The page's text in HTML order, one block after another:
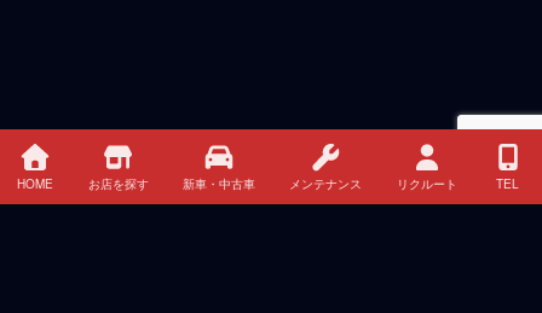
HOME お店を探す 新車・中古車 メンテナンス リクルート TEL